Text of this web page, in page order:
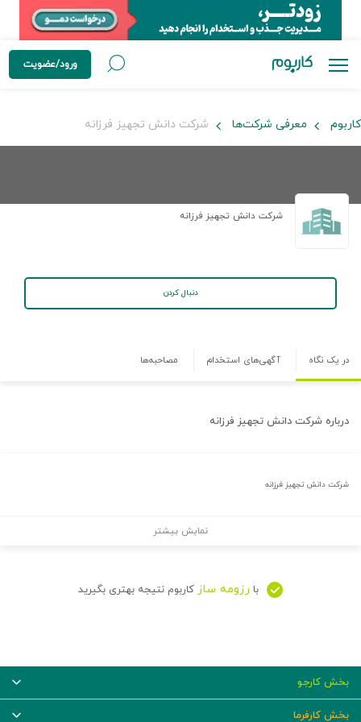
ورود/عضویت
کاربوم معرفی شرکت‌ها شرکت دانش تجهیز فرزانه
شرکت دانش تجهیز فرزانه
دنبال کردن
در یک نگاه آگهی‌های استخدام مصاحبه‌ها
درباره شرکت دانش تجهیز فرزانه
شرکت دانش تجهیز فرزانه
نمایش بیشتر
با رزومه ساز کاربوم نتیجه بهتری بگیرید
بخش کارجو
بخش کارفرما